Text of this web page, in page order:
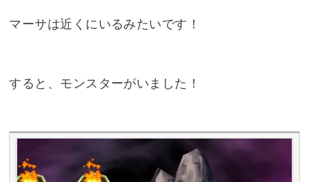
マーサは近くにいるみたいです！
すると、モンスターがいました！